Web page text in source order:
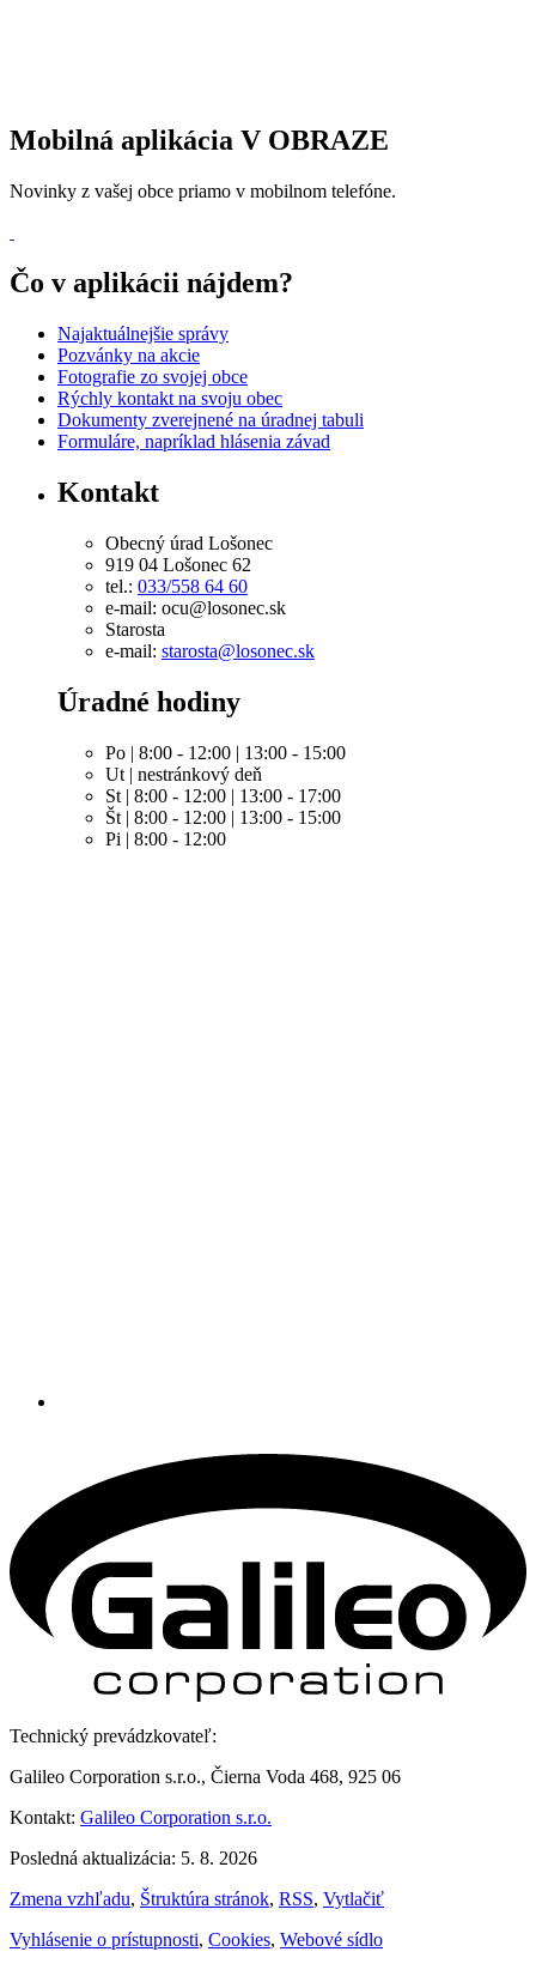
Mobilná aplikácia V OBRAZE
Novinky z vašej obce priamo v mobilnom telefóne.
Čo v aplikácii nájdem?
Najaktuálnejšie správy
Pozvánky na akcie
Fotografie zo svojej obce
Rýchly kontakt na svoju obec
Dokumenty zverejnené na úradnej tabuli
Formuláre, napríklad hlásenia závad
Kontakt
Obecný úrad Lošonec
919 04 Lošonec 62
tel.: 033/558 64 60
e-mail: ocu@losonec.sk
Starosta
e-mail: starosta@losonec.sk
Úradné hodiny
Po | 8:00 - 12:00 | 13:00 - 15:00
Ut | nestránkový deň
St | 8:00 - 12:00 | 13:00 - 17:00
Št | 8:00 - 12:00 | 13:00 - 15:00
Pi | 8:00 - 12:00
Technický prevádzkovateľ:
Galileo Corporation s.r.o., Čierna Voda 468, 925 06
Kontakt: Galileo Corporation s.r.o.
Posledná aktualizácia: 5. 8. 2026
Zmena vzhľadu, Štruktúra stránok, RSS, Vytlačiť
Vyhlásenie o prístupnosti, Cookies, Webové sídlo